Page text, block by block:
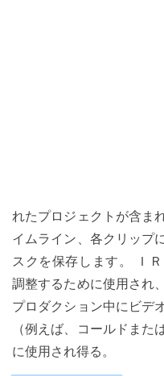
れたプロジェクトが含ま
イムライン、各クリップ
スクを保存します。 Ｉ
調整するために使用され
プロダクション中にビデ
（例えば、コールドま
に使用され得る。